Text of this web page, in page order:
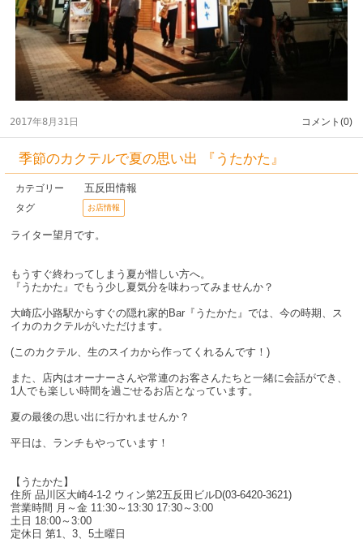
2017年8月31日 コメント(0)
季節のカクテルで夏の思い出 『うたかた』
カテゴリー 五反田情報
タグ お店情報
ライター望月です。
もうすぐ終わってしまう夏が惜しい方へ。
『うたかた』でもう少し夏気分を味わってみませんか？
大崎広小路駅からすぐの隠れ家的Bar『うたかた』では、今の時期、ス
イカのカクテルがいただけます。
(このカクテル、生のスイカから作ってくれるんです！)
また、店内はオーナーさんや常連のお客さんたちと一緒に会話ができ、
1人でも楽しい時間を過ごせるお店となっています。
夏の最後の思い出に行かれませんか？
平日は、ランチもやっています！
【うたかた】
住所 品川区大崎4-1-2 ウィン第2五反田ビルD(03-6420-3621)
営業時間 月～金 11:30～13:30 17:30～3:00
土日 18:00～3:00
定休日 第1、3、5土曜日